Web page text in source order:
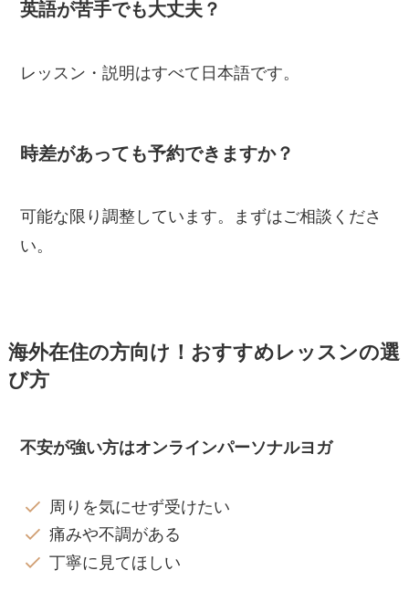
英語が苦手でも大丈夫？
レッスン・説明はすべて日本語です。
時差があっても予約できますか？
可能な限り調整しています。まずはご相談くださ
い。
海外在住の方向け！おすすめレッスンの選
び方
不安が強い方はオンラインパーソナルヨガ
周りを気にせず受けたい
痛みや不調がある
丁寧に見てほしい